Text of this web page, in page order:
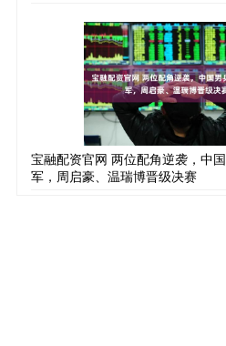
宝融配资官网 两位配角逆袭，中
军，周启豪、温瑞博晋级决赛